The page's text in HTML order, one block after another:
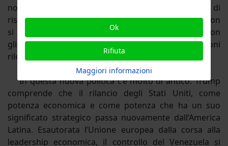
non vi sono dubbi che l’America Latina sia il mercato di
riserva degli Stati Uniti e della propria valuta e ciò non
si allinea con le ambizioni cinesi, russe e europee con
gli accordi con il Mercosur di assumere posizioni
rilevanti nell’economia dei Paesi delle Americhe.
In questa nuova politica c’è molto di antico. Trump
comprende che il rilancio degli Stati Uniti, come
potenza economica e come potenza che ha un suo
significato strategico passa nuovamente dall’America
Latina. Esautorata l’Unione europea dalla corsa alla
leadership economica, il controllo del Venezuela si
Ok
Rifiuta
Maggiori informazioni